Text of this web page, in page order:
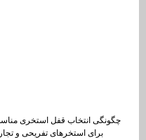
چگونگی انتخاب قفل استخری مناسب
برای استخرهای تفریحی و تجاری